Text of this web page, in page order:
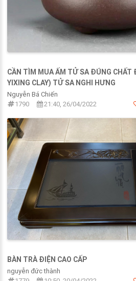
CẦN TÌM MUA ẤM TỬ SA ĐÚNG CHẤT
YIXING CLAY) TỬ SA NGHI HƯNG
Nguyễn Bá Chiến
1790
21:40, 26/04/2022
BÀN TRÀ ĐIỆN CAO CẤP
nguyễn đức thành